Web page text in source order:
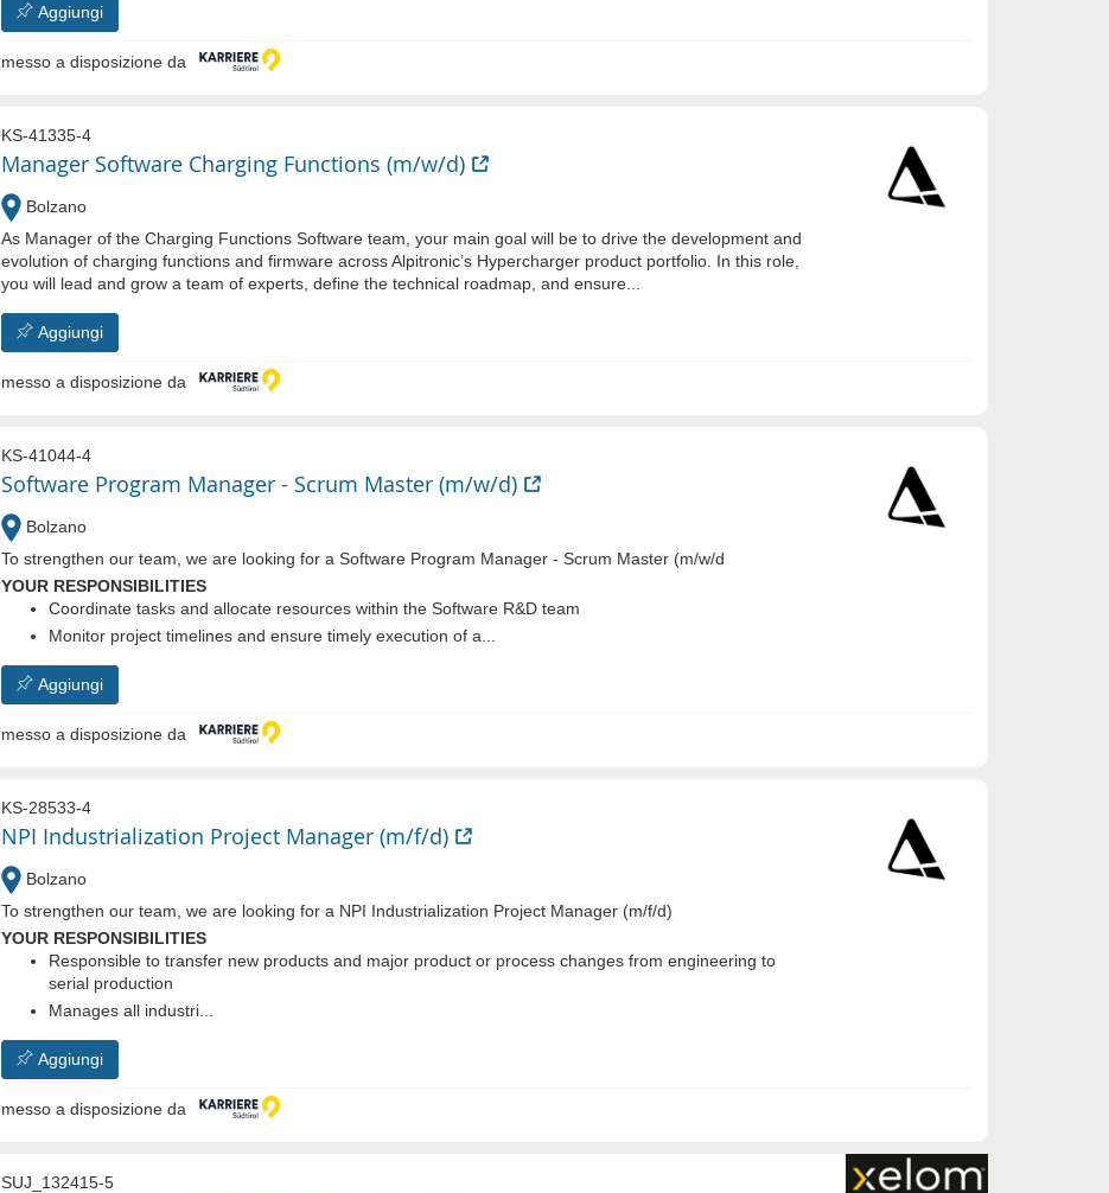
Aggiungi
messo a disposizione da
KS-41335-4
Manager Software Charging Functions (m/w/d)
Bolzano
As Manager of the Charging Functions Software team, your main goal will be to drive the development and
evolution of charging functions and firmware across Alpitronic’s Hypercharger product portfolio. In this role,
you will lead and grow a team of experts, define the technical roadmap, and ensure...
Aggiungi
messo a disposizione da
KS-41044-4
Software Program Manager - Scrum Master (m/w/d)
Bolzano
To strengthen our team, we are looking for a Software Program Manager - Scrum Master (m/w/d
YOUR RESPONSIBILITIES
Coordinate tasks and allocate resources within the Software R&D team
Monitor project timelines and ensure timely execution of a...
Aggiungi
messo a disposizione da
KS-28533-4
NPI Industrialization Project Manager (m/f/d)
Bolzano
To strengthen our team, we are looking for a NPI Industrialization Project Manager (m/f/d)
YOUR RESPONSIBILITIES
Responsible to transfer new products and major product or process changes from engineering to
serial production
Manages all industri...
Aggiungi
messo a disposizione da
SUJ_132415-5